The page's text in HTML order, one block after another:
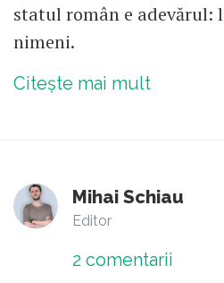
statul român e adevărul:
nimeni.
Citește mai mult
Mihai Schiau
Editor
2 comentarii